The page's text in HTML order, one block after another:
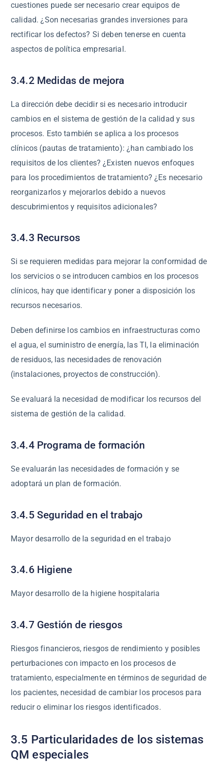
cuestiones puede ser necesario crear equipos de
calidad. ¿Son necesarias grandes inversiones para
rectificar los defectos? Si deben tenerse en cuenta
aspectos de política empresarial.
3.4.2 Medidas de mejora
La dirección debe decidir si es necesario introducir
cambios en el sistema de gestión de la calidad y sus
procesos. Esto también se aplica a los procesos
clínicos (pautas de tratamiento): ¿han cambiado los
requisitos de los clientes? ¿Existen nuevos enfoques
para los procedimientos de tratamiento? ¿Es necesario
reorganizarlos y mejorarlos debido a nuevos
descubrimientos y requisitos adicionales?
3.4.3 Recursos
Si se requieren medidas para mejorar la conformidad de
los servicios o se introducen cambios en los procesos
clínicos, hay que identificar y poner a disposición los
recursos necesarios.
Deben definirse los cambios en infraestructuras como
el agua, el suministro de energía, las TI, la eliminación
de residuos, las necesidades de renovación
(instalaciones, proyectos de construcción).
Se evaluará la necesidad de modificar los recursos del
sistema de gestión de la calidad.
3.4.4 Programa de formación
Se evaluarán las necesidades de formación y se
adoptará un plan de formación.
3.4.5 Seguridad en el trabajo
Mayor desarrollo de la seguridad en el trabajo
3.4.6 Higiene
Mayor desarrollo de la higiene hospitalaria
3.4.7 Gestión de riesgos
Riesgos financieros, riesgos de rendimiento y posibles
perturbaciones con impacto en los procesos de
tratamiento, especialmente en términos de seguridad de
los pacientes, necesidad de cambiar los procesos para
reducir o eliminar los riesgos identificados.
3.5 Particularidades de los sistemas
QM especiales